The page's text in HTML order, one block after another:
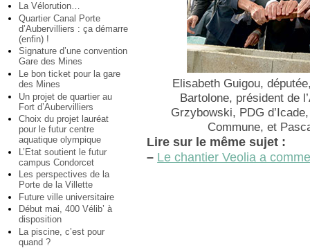
La Vélorution…
Quartier Canal Porte
d’Aubervilliers : ça démarre
(enfin) !
Signature d’une convention
Gare des Mines
Le bon ticket pour la gare
des Mines
Un projet de quartier au
Fort d’Aubervilliers
Choix du projet lauréat
pour le futur centre
aquatique olympique
L’Etat soutient le futur
campus Condorcet
Les perspectives de la
Porte de la Villette
Future ville universitaire
Début mai, 400 Vélib’ à
disposition
La piscine, c’est pour
quand ?
Elisabeth Guigou,
Bartolone, président de
Grzybowski, PDG
Commune, et
Lire sur le même sujet :
– Le chantier Veolia a